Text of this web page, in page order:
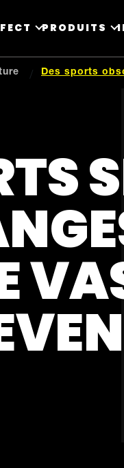
PRODUITS
Des sports